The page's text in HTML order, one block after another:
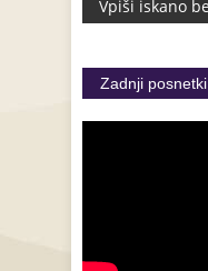
Zadnji posnetki